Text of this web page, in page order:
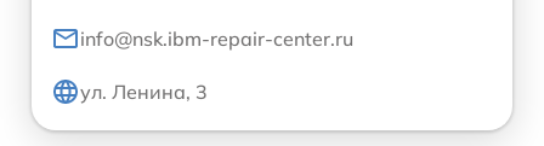
info@nsk.ibm-repair-center.ru
ул. Ленина, 3